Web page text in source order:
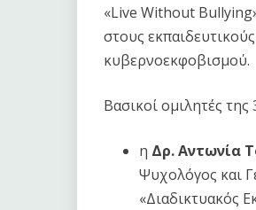
«Live Without
στους
κυβερνοεκφοβισμού.
Βασικοί ομιλητές
η Δρ. Αντωνία
Ψυχολόγος και
«Διαδικτυακός